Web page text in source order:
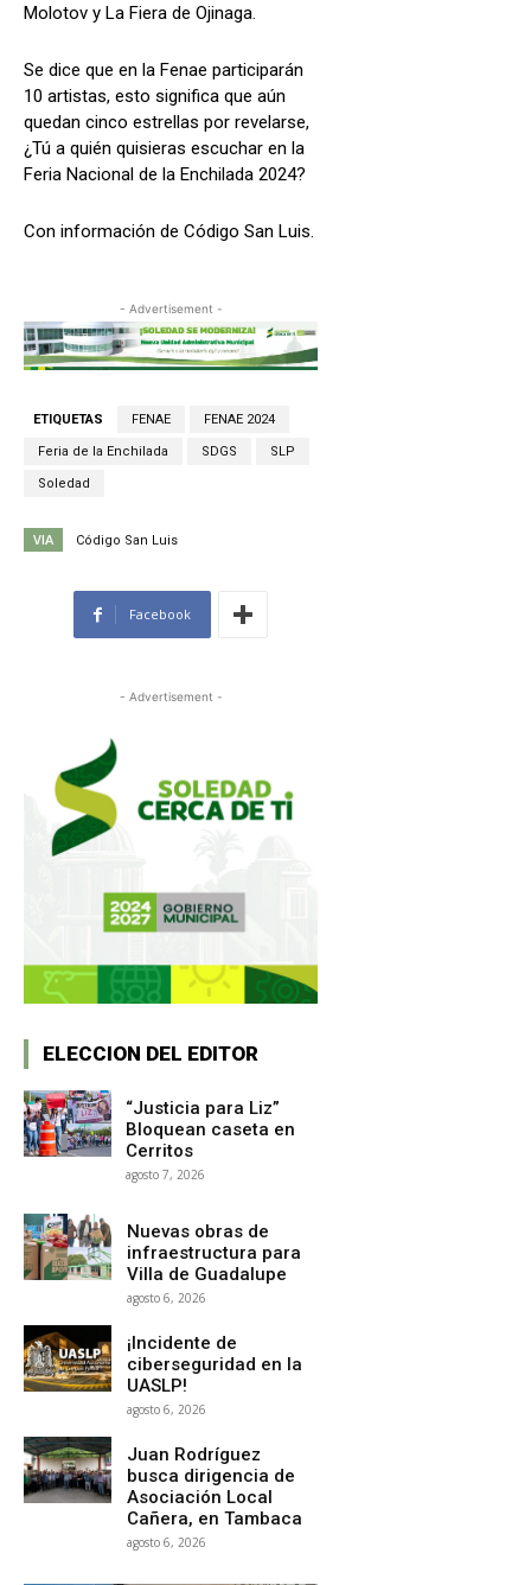
Molotov y La Fiera de Ojinaga.
Se dice que en la Fenae participarán
10 artistas, esto significa que aún
quedan cinco estrellas por revelarse,
¿Tú a quién quisieras escuchar en la
Feria Nacional de la Enchilada 2024?
Con información de Código San Luis.
- Advertisement -
ETIQUETAS FENAE FENAE 2024
Feria de la Enchilada SDGS SLP
Soledad
VIA Código San Luis
Facebook
- Advertisement -
ELECCION DEL EDITOR
“Justicia para Liz”
Bloquean caseta en
Cerritos
agosto 7, 2026
Nuevas obras de
infraestructura para
Villa de Guadalupe
agosto 6, 2026
¡Incidente de
ciberseguridad en la
UASLP!
agosto 6, 2026
Juan Rodríguez
busca dirigencia de
Asociación Local
Cañera, en Tambaca
agosto 6, 2026